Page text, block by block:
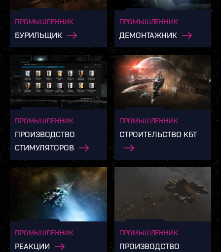
ПРОМЫШЛЕННИК
БУРИЛЬЩИК
ПРОМЫШЛЕННИК
ДЕМОНТАЖНИК
ПРОМЫШЛЕННИК
ПРОИЗВОДСТВО
СТИМУЛЯТОРОВ
ПРОМЫШЛЕННИК
СТРОИТЕЛЬСТВО КБТ
ПРОМЫШЛЕННИК
РЕАКЦИИ
ПРОМЫШЛЕННИК
ПРОИЗВОДСТВО